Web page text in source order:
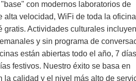
con modernos laboratorios de
alta velocidad, WiFi de toda la
gratis. Actividades culturales incluyen
y sin programa de
están abiertas todo el año, 7
festivos. Nuestro éxito se basa en
la calidad y el nivel más alto de